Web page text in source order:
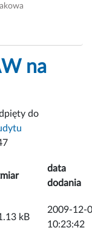
na
do
data
dodania
kB
2009-12-
10:23:42